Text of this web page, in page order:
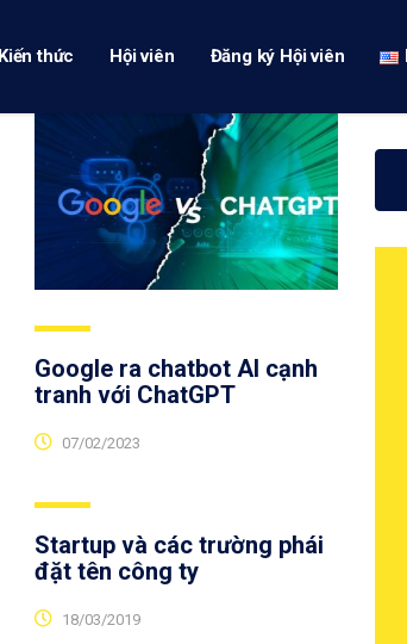
Kiến thức Hội viên Đăng ký Hội viên
Google ra chatbot AI cạnh
tranh với ChatGPT
07/02/2023
Startup và các trường phái
đặt tên công ty
18/03/2019